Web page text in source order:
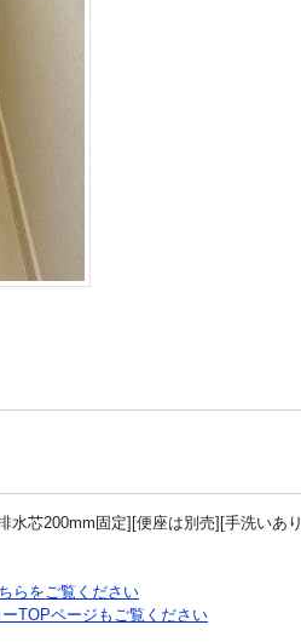
芯200mm固定][便座は別売][手洗いあり]
らをご覧ください
TOPページもご覧ください